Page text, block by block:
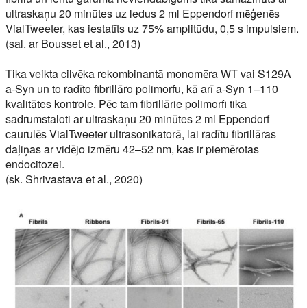
ultraskaņu 20 minūtes uz ledus 2 ml Eppendorf mēģenēs
VialTweeter, kas iestatīts uz 75% amplitūdu, 0,5 s impulsiem.
(sal. ar Bousset et al., 2013)
Tika veikta cilvēka rekombinantā monomēra WT vai S129A
a-Syn un to radīto fibrillāro polimorfu, kā arī a-Syn 1–110
kvalitātes kontrole. Pēc tam fibrillārie polimorfi tika
sadrumstaloti ar ultraskaņu 20 minūtes 2 ml Eppendorf
caurulēs VialTweeter ultrasonikatorā, lai radītu fibrillāras
daļiņas ar vidējo izmēru 42–52 nm, kas ir piemērotas
endocitozei.
(sk. Shrivastava et al., 2020)